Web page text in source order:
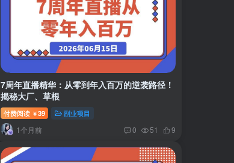
7周年直播精华：从零到年入百万的逆袭路径！
揭秘大厂、草根
付费阅读 ￥39 副业项目
1个月前 0 51 9